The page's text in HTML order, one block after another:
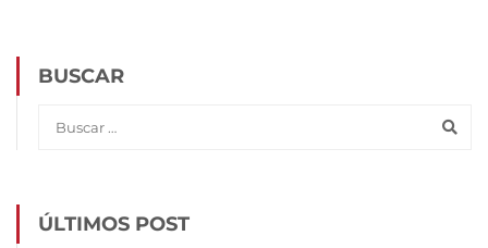
BUSCAR
ÚLTIMOS POST